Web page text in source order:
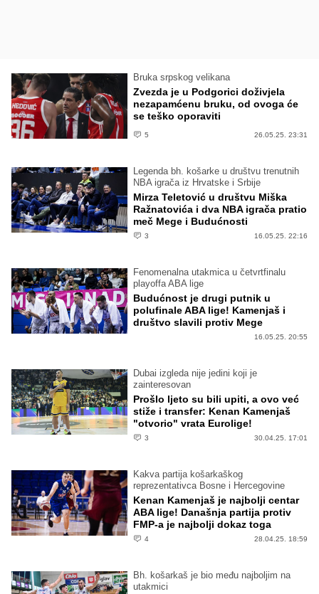
Bruka srpskog velikana
Zvezda je u Podgorici doživjela
nezapamćenu bruku, od ovoga će
se teško oporaviti
5 26.05.25. 23:31
Legenda bh. košarke u društvu trenutnih
NBA igrača iz Hrvatske i Srbije
Mirza Teletović u društvu Miška
Ražnatovića i dva NBA igrača pratio
meč Mege i Budućnosti
3 16.05.25. 22:16
Fenomenalna utakmica u četvrtfinalu
playoffa ABA lige
Budućnost je drugi putnik u
polufinale ABA lige! Kamenjaš i
društvo slavili protiv Mege
16.05.25. 20:55
Dubai izgleda nije jedini koji je
zainteresovan
Prošlo ljeto su bili upiti, a ovo već
stiže i transfer: Kenan Kamenjaš
"otvorio" vrata Eurolige!
3 30.04.25. 17:01
Kakva partija košarkaškog
reprezentativca Bosne i Hercegovine
Kenan Kamenjaš je najbolji centar
ABA lige! Današnja partija protiv
FMP-a je najbolji dokaz toga
4 28.04.25. 18:59
Bh. košarkaš je bio među najboljim na
utakmici